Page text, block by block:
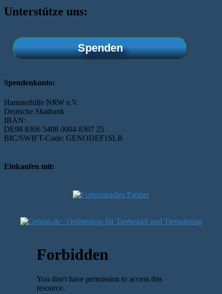
Unterstütze uns:
Spenden
Spendenkonto:
Hamsterhilfe NRW e.V.
Deutsche Skatbank
IBAN:
DE98 8306 5408 0004 8307 25
BIC/SWIFT-Code: GENODEF1SLR
Einkaufen mit: